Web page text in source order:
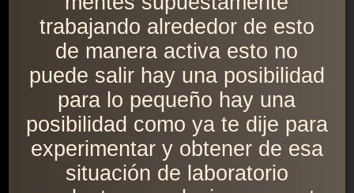
trabajando alrededor de esto
de manera activa esto no
puede salir hay una posibilidad
para lo pequeño hay una
posibilidad como ya te dije para
experimentar y obtener de esa
situación de laboratorio